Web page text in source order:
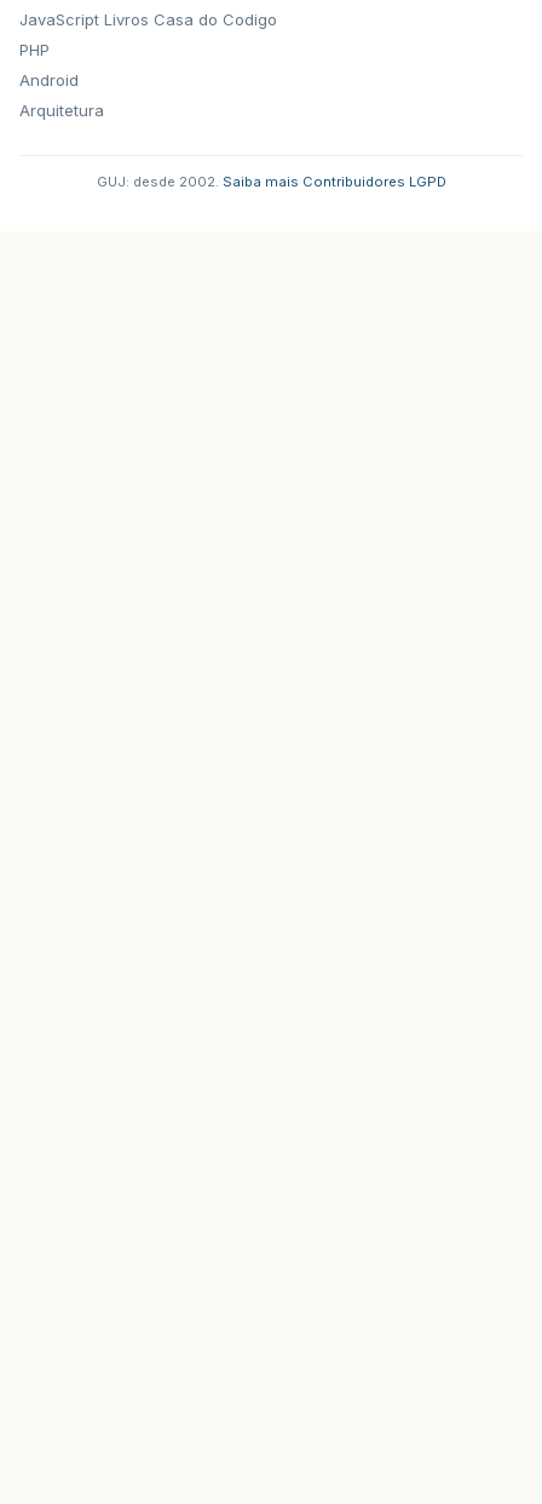
JavaScript
PHP
Android
Arquitetura
Livros Casa do Codigo
GUJ: desde 2002. Saiba mais Contribuidores LGPD